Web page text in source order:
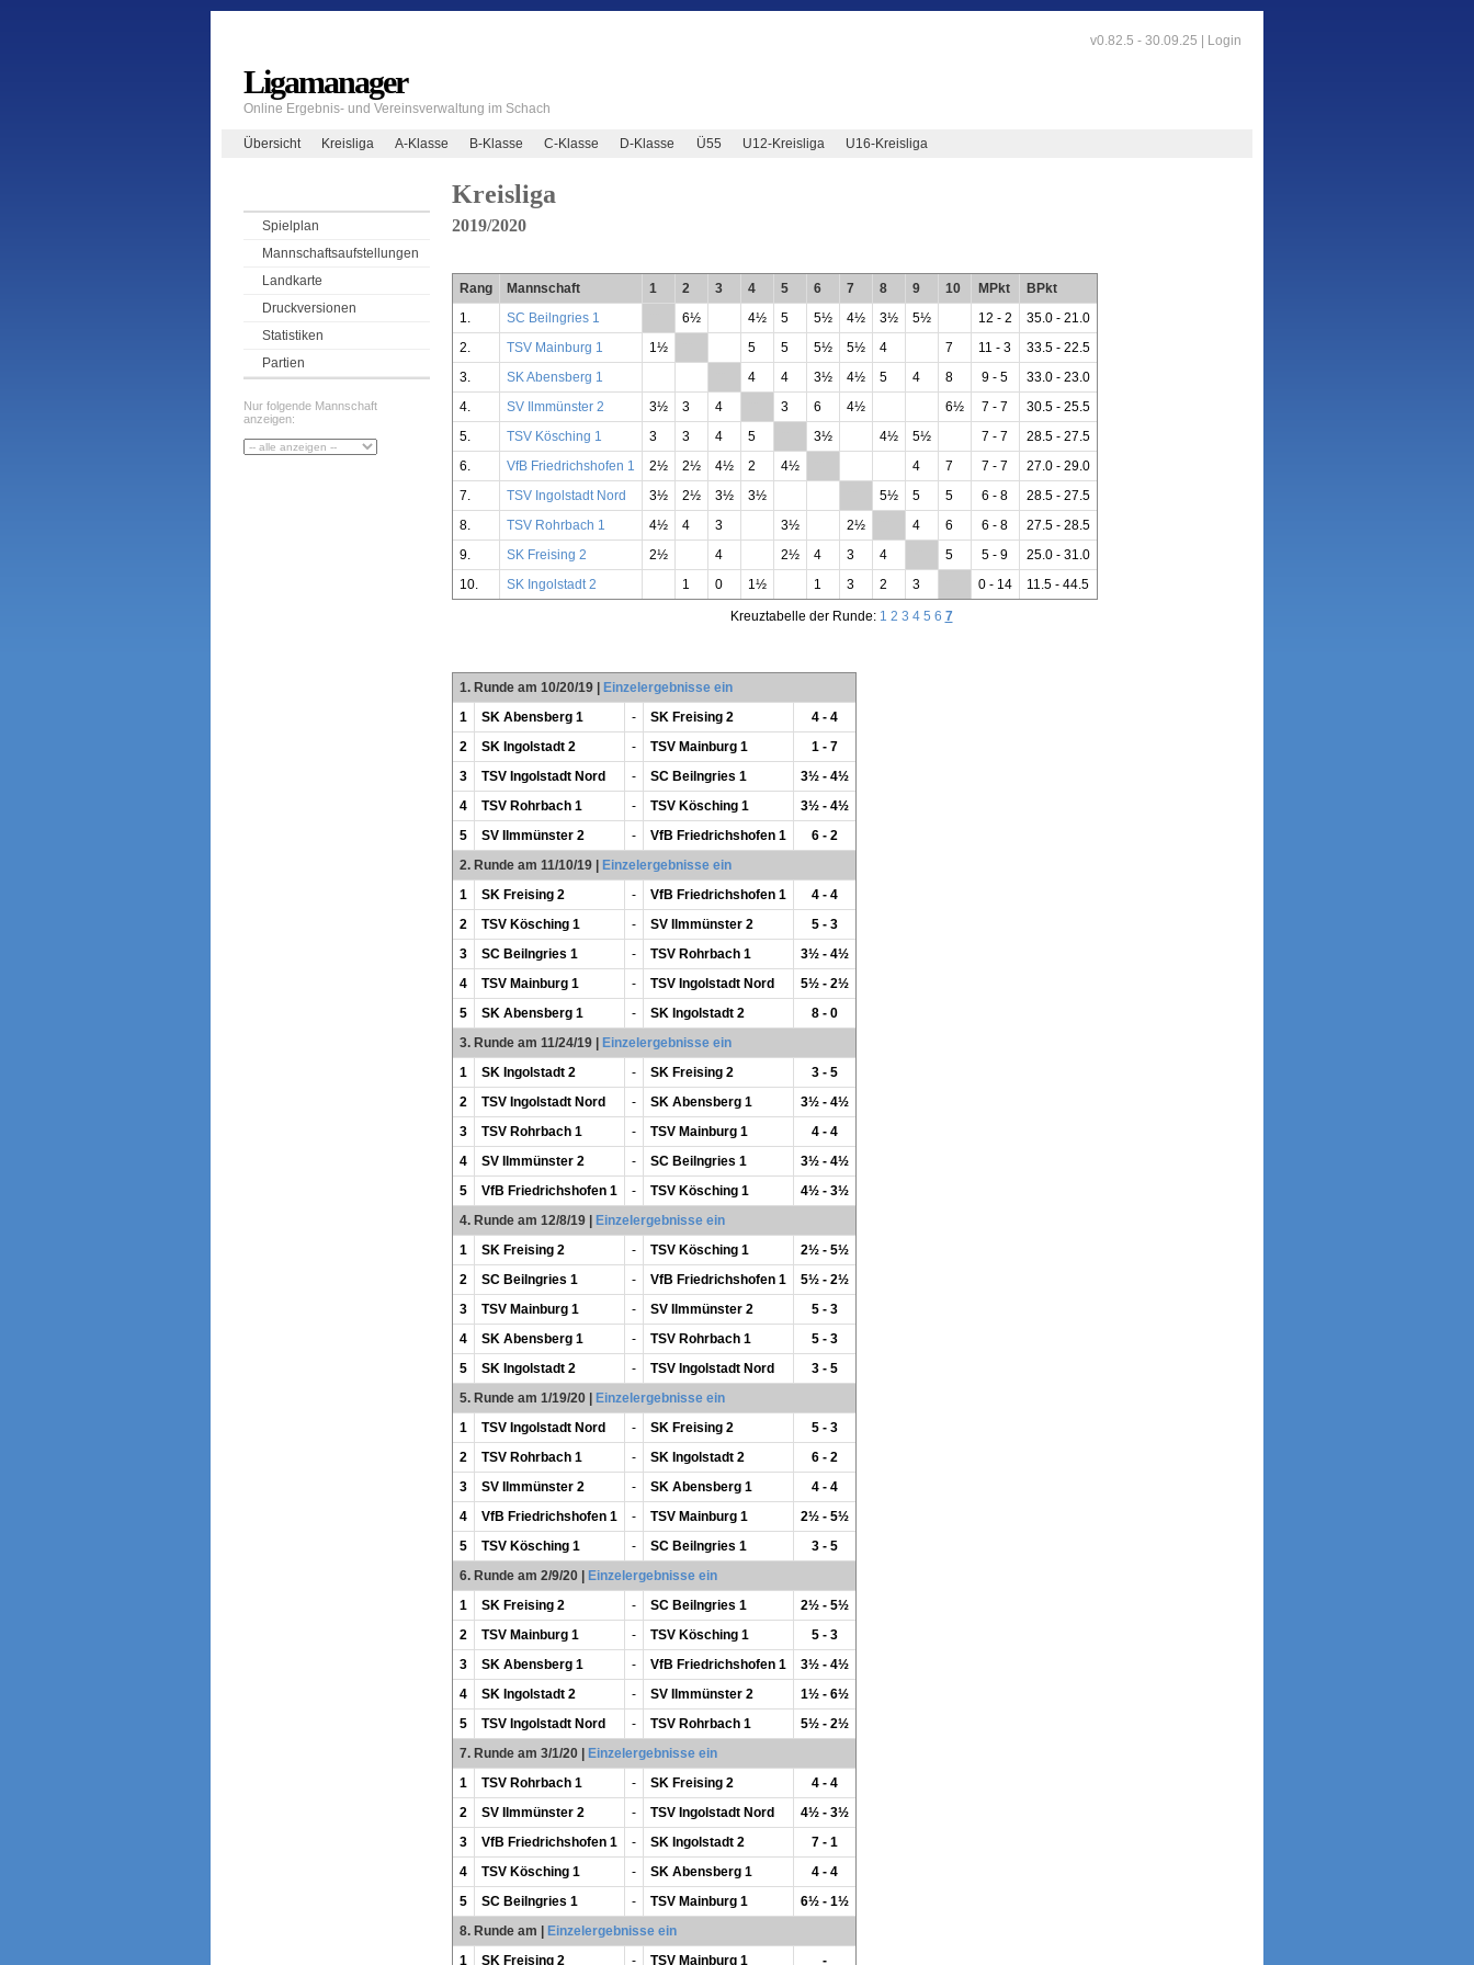
v0.82.5 - 30.09.25 | Login
Ligamanager
Online Ergebnis- und Vereinsverwaltung im Schach
Übersicht Kreisliga A-Klasse B-Klasse C-Klasse D-Klasse Ü55 U12-Kreisliga U16-Kreisliga
Spielplan
Mannschaftsaufstellungen
Landkarte
Druckversionen
Statistiken
Partien
Nur folgende Mannschaft
anzeigen:
Kreisliga
2019/2020
Rang Mannschaft 1 2 3 4 5 6 7 8 9 10 MPkt
BPkt
1.
SC Beilngries 1 6½ 4½ 5 5½ 4½ 3½ 5½ 12 - 2
35.0 - 21.0
2.
TSV Mainburg 1 1½ 5 5 5½ 5½ 4 7 11 - 3
33.5 - 22.5
3.
SK Abensberg 1 4 4 3½ 4½ 5 4 8 9 - 5
33.0 - 23.0
4.
SV Ilmmünster 2 3½ 3 4 3 6 4½ 6½ 7 - 7
30.5 - 25.5
5.
TSV Kösching 1 3 3 4 5 3½ 4½ 5½ 7 - 7
28.5 - 27.5
6.
VfB Friedrichshofen 1 2½ 2½ 4½ 2 4½ 4 7 7 - 7
27.0 - 29.0
7.
TSV Ingolstadt Nord 3½ 2½ 3½ 3½ 5½ 5 5 6 - 8
28.5 - 27.5
8.
TSV Rohrbach 1 4½ 4 3 3½ 2½ 4 6 6 - 8
27.5 - 28.5
9.
SK Freising 2 2½ 4 2½ 4 3 4 5 5 - 9
25.0 - 31.0
10.
SK Ingolstadt 2 1 0 1½ 1 3 2 3 0 - 14 11.5 - 44.5
Kreuztabelle der Runde: 1 2 3 4 5 6 7
1. Runde am 10/20/19| Einzelergebnisse ein
1
SK Abensberg 1 - SK Freising 2
4 - 4
2
SK Ingolstadt 2 - TSV Mainburg 1
1 - 7
3
TSV Ingolstadt Nord - SC Beilngries 1
3½ - 4½
4
TSV Rohrbach 1 - TSV Kösching 1
3½ - 4½
5
SV Ilmmünster 2 - VfB Friedrichshofen 1
6 - 2
2. Runde am 11/10/19| Einzelergebnisse ein
1
SK Freising 2 - VfB Friedrichshofen 1
4 - 4
2
TSV Kösching 1 - SV Ilmmünster 2
5 - 3
3
SC Beilngries 1 - TSV Rohrbach 1
3½ - 4½
4
TSV Mainburg 1 - TSV Ingolstadt Nord
5½ - 2½
5
SK Abensberg 1 - SK Ingolstadt 2
8 - 0
3. Runde am 11/24/19| Einzelergebnisse ein
1
SK Ingolstadt 2 - SK Freising 2
3 - 5
2
TSV Ingolstadt Nord - SK Abensberg 1
3½ - 4½
3
TSV Rohrbach 1 - TSV Mainburg 1
4 - 4
4
SV Ilmmünster 2 - SC Beilngries 1
3½ - 4½
5
VfB Friedrichshofen 1 - TSV Kösching 1
4½ - 3½
4. Runde am 12/8/19| Einzelergebnisse ein
1
SK Freising 2 - TSV Kösching 1
2½ - 5½
2
SC Beilngries 1 - VfB Friedrichshofen 1
5½ - 2½
3
TSV Mainburg 1 - SV Ilmmünster 2
5 - 3
4
SK Abensberg 1 - TSV Rohrbach 1
5 - 3
5
SK Ingolstadt 2 - TSV Ingolstadt Nord
3 - 5
5. Runde am 1/19/20| Einzelergebnisse ein
1
TSV Ingolstadt Nord - SK Freising 2
5 - 3
2
TSV Rohrbach 1 - SK Ingolstadt 2
6 - 2
3
SV Ilmmünster 2 - SK Abensberg 1
4 - 4
4
VfB Friedrichshofen 1 - TSV Mainburg 1
2½ - 5½
5
TSV Kösching 1 - SC Beilngries 1
3 - 5
6. Runde am 2/9/20| Einzelergebnisse ein
1
SK Freising 2 - SC Beilngries 1
2½ - 5½
2
TSV Mainburg 1 - TSV Kösching 1
5 - 3
3
SK Abensberg 1 - VfB Friedrichshofen 1
3½ - 4½
4
SK Ingolstadt 2 - SV Ilmmünster 2
1½ - 6½
5
TSV Ingolstadt Nord - TSV Rohrbach 1
5½ - 2½
7. Runde am 3/1/20| Einzelergebnisse ein
1
TSV Rohrbach 1 - SK Freising 2
4 - 4
2
SV Ilmmünster 2 - TSV Ingolstadt Nord
4½ - 3½
3
VfB Friedrichshofen 1 - SK Ingolstadt 2
7 - 1
4
TSV Kösching 1 - SK Abensberg 1
4 - 4
5
SC Beilngries 1 - TSV Mainburg 1
6½ - 1½
8. Runde am | Einzelergebnisse ein
1
SK Freising 2 - TSV Mainburg 1 -